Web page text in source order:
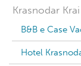
Krasnodar Krai
B&B e Case
Hotel